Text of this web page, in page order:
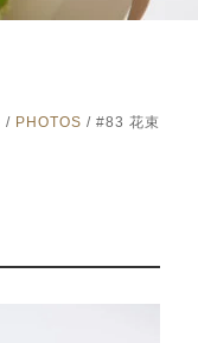
/ PHOTOS / #83 花束